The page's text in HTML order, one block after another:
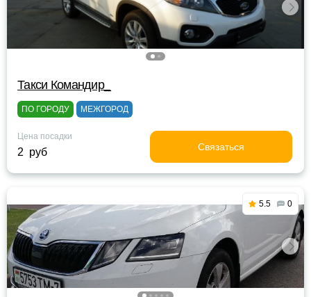
Такси Командир_
ПО ГОРОДУ МЕЖГОРОД
Цена посадки
2 руб Связаться
5.5 0